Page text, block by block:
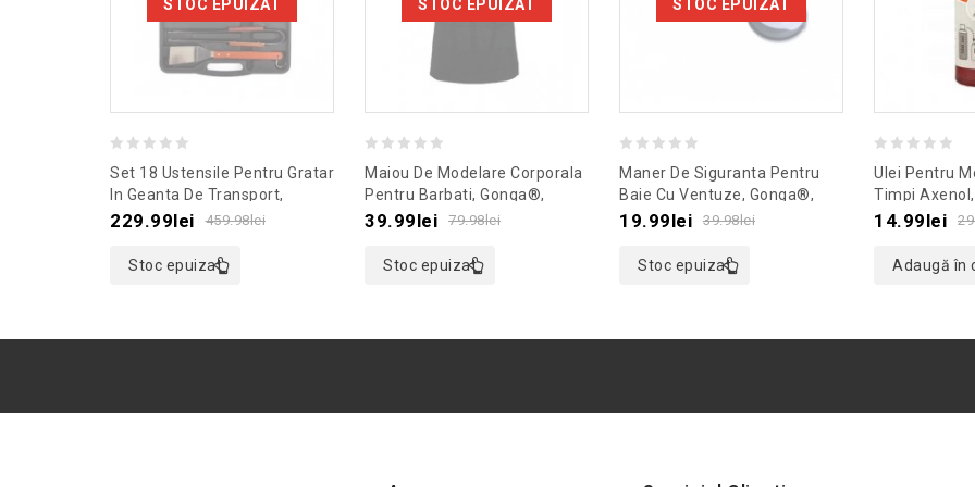
STOC EPUIZAT
out
of
Set 18 Ustensile Pentru Gratar
In Geanta De Transport,
Gonga®, Culoaremodel Maro
459.98lei
229.99lei
Stoc epuizat
STOC EPUIZAT
out
of
Maiou De Modelare Corporala
Pentru Barbati, Gonga®,
Culoaremodel Negru, Marime
79.98lei
39.99lei
Stoc epuizat
STOC EPUIZAT
out
of
Maner De Siguranta Pentru
Baie Cu Ventuze, Gonga®,
Culoaremodel Verde
39.98lei
19.99lei
Stoc epuizat
out
of
Ulei Pentru
Timpi
Culoaremodel
14.99lei
Adaugă în